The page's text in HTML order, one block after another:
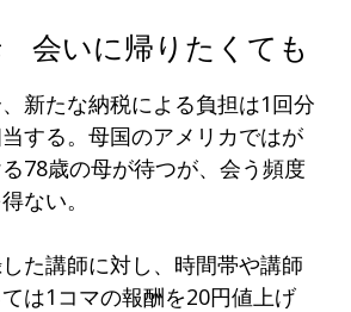
会いに帰りたくても
新たな納税による負担は1回分
する。母国のアメリカではが
78歳の母が待つが、会う頻度
ない。
た講師に対し、時間帯や講師
は1コマの報酬を20円値上げ